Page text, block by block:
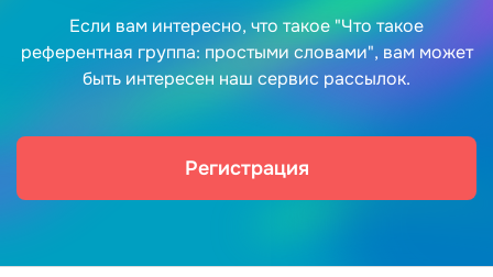
Если вам интересно, что такое "Что такое
референтная группа: простыми словами", вам может
быть интересен наш сервис рассылок.
Регистрация